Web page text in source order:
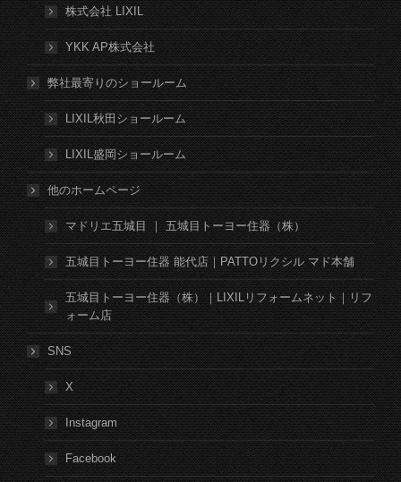
株式会社 LIXIL
YKK AP株式会社
弊社最寄りのショールーム
LIXIL秋田ショールーム
LIXIL盛岡ショールーム
他のホームページ
マドリエ五城目 ｜ 五城目トーヨー住器（株）
五城目トーヨー住器 能代店｜PATTOリクシル マド本舗
五城目トーヨー住器（株）｜LIXILリフォームネット｜リフ
ォーム店
SNS
X
Instagram
Facebook